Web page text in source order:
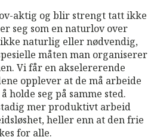
aktig og blir strengt tatt ikke
seg som en naturlov over
naturlig eller nødvendig,
måten man organiserer
Vi får en akselererende
opplever at de må arbeide
holde seg på samme sted.
mer produktivt arbeid
heller enn at den frie
for alle.